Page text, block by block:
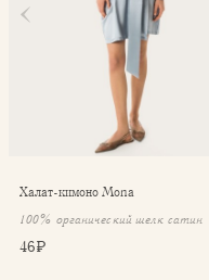
Халат-кимоно Mona
100% органический шелк сатин
46 ₽